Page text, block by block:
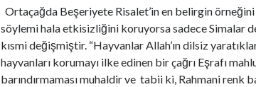
Ortaçağda Beşeriyete Risalet’in en belirgin
söylemi hala etkisizliğini koruyorsa sadece Simalar
kısmi değişmiştir. “Hayvanlar Allah’ın dilsiz
hayvanları korumayı ilke edinen bir çağrı Eşrafı
barındırmaması muhaldir ve tabii ki, Rahmani renk